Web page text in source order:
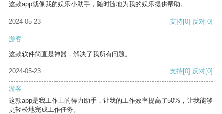
这款app就像我的娱乐小助手，随时随地为我的娱乐提供帮助。
2024-05-23 支持[0] 反对[0]
游客
这款软件简直是神器，解决了我所有问题。
2024-05-23 支持[0] 反对[0]
游客
这款app是我工作上的得力助手，让我的工作效率提高了50%，让我能够
更轻松地完成工作任务。